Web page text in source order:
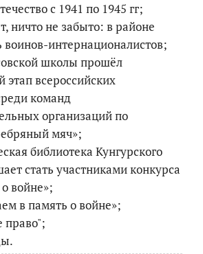
с 1941 по 1945 гг;
ничто не забыто: в районе
воинов-интернационалистов;
школы прошёл
всероссийских
команд
организаций по
мяч»;
библиотека Кунгурского
стать участниками конкурса
войне»;
в память о войне»;
право";